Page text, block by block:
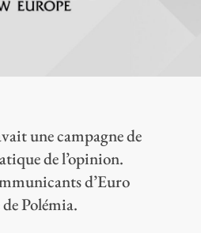
une campagne de
de l’opinion.
d’Euro
Polémia.